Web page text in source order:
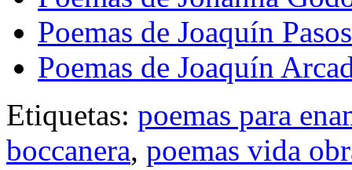
Poemas de Joaquín Pasos
Poemas de Joaquín
Etiquetas: poemas para
boccanera, poemas vida